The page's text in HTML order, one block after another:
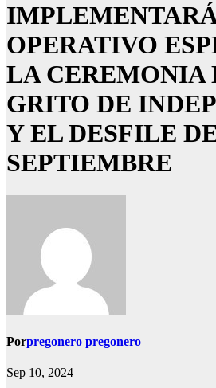
OPERATIVO
LA CEREMONIA
GRITO DE
Y EL DESFILE
SEPTIEMBRE
Porpregonero pregonero
Sep 10, 2024